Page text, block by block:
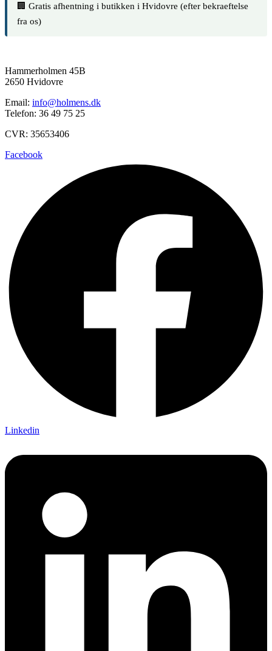
🏢 Gratis afhentning i butikken i Hvidovre (efter bekraeftelse
fra os)
Hammerholmen 45B
2650 Hvidovre
Email: info@holmens.dk
Telefon: 36 49 75 25
CVR: 35653406
Facebook
Linkedin